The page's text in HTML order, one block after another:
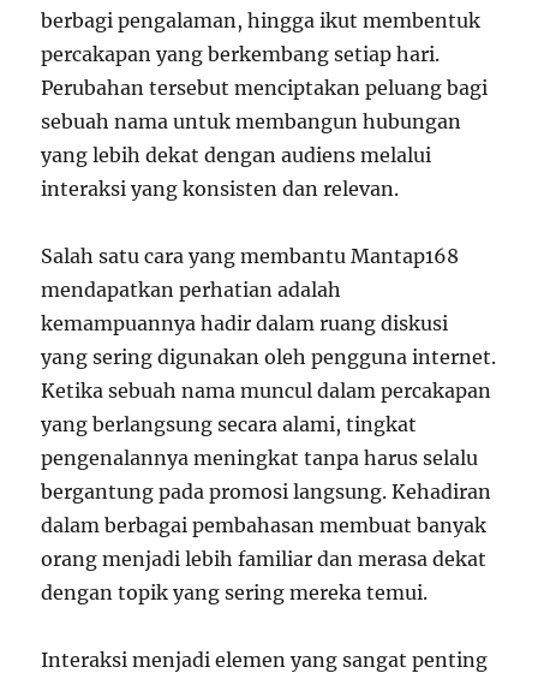
berbagi pengalaman, hingga ikut membentuk
percakapan yang berkembang setiap hari.
Perubahan tersebut menciptakan peluang bagi
sebuah nama untuk membangun hubungan
yang lebih dekat dengan audiens melalui
interaksi yang konsisten dan relevan.
Salah satu cara yang membantu Mantap168
mendapatkan perhatian adalah
kemampuannya hadir dalam ruang diskusi
yang sering digunakan oleh pengguna internet.
Ketika sebuah nama muncul dalam percakapan
yang berlangsung secara alami, tingkat
pengenalannya meningkat tanpa harus selalu
bergantung pada promosi langsung. Kehadiran
dalam berbagai pembahasan membuat banyak
orang menjadi lebih familiar dan merasa dekat
dengan topik yang sering mereka temui.
Interaksi menjadi elemen yang sangat penting